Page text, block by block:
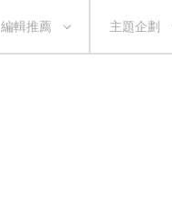
編輯推薦 主題企劃